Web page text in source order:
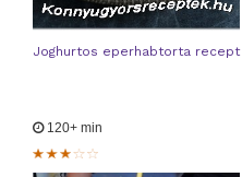
Joghurtos eperhabtorta recept
120+ min